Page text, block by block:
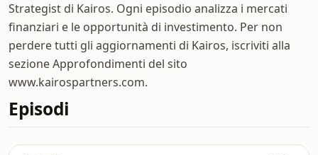
Strategist di Kairos. Ogni episodio analizza i mercati
finanziari e le opportunità di investimento. Per non
perdere tutti gli aggiornamenti di Kairos, iscriviti alla
sezione Approfondimenti del sito
www.kairospartners.com.
Episodi